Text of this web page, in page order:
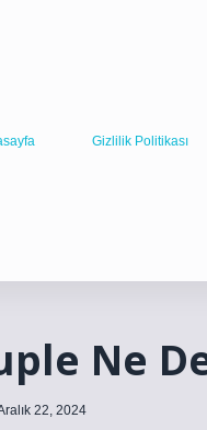
Gizlilik Politikası
Ne
22, 2024